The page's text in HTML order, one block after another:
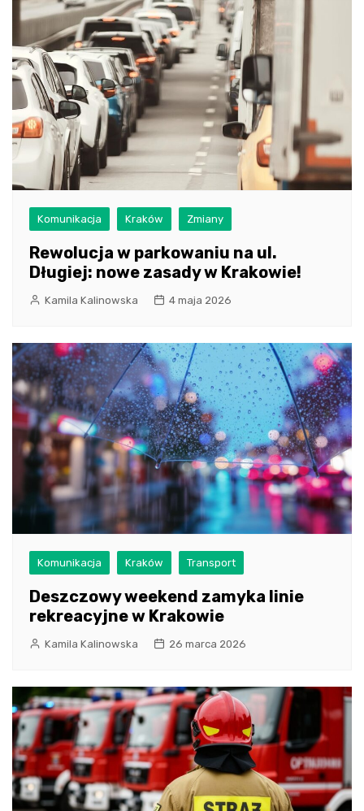
Komunikacja Kraków Zmiany
Rewolucja w parkowaniu na ul.
Długiej: nowe zasady w Krakowie!
Kamila Kalinowska 4 maja 2026
Komunikacja Kraków Transport
Deszczowy weekend zamyka linie
rekreacyjne w Krakowie
Kamila Kalinowska 26 marca 2026